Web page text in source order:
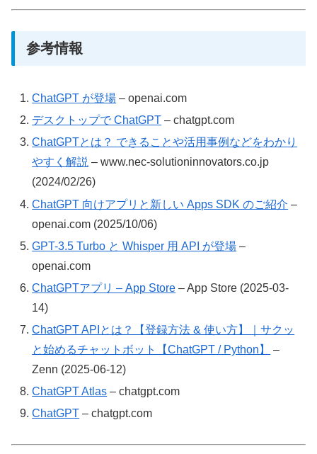
参考情報
ChatGPT が登場 – openai.com
デスクトップで ChatGPT – chatgpt.com
ChatGPTとは？ できることや活用事例などをわかり
やすく解説 – www.nec-solutioninnovators.co.jp
(2024/02/26)
ChatGPT 向けアプリと新しい Apps SDK のご紹介 –
openai.com (2025/10/06)
GPT-3.5 Turbo と Whisper 用 API が登場 –
openai.com
ChatGPTアプリ – App Store – App Store (2025-03-
14)
ChatGPT APIとは？【登録方法 & 使い方】｜サクッ
と始めるチャットボット【ChatGPT / Python】
–
Zenn (2025-06-12)
ChatGPT Atlas – chatgpt.com
ChatGPT – chatgpt.com